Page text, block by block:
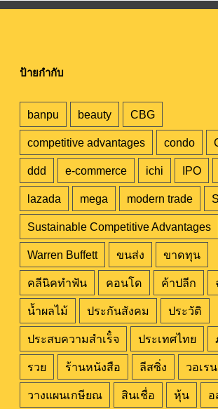
ป้ายกำกับ
banpu beauty CBG
competitive advantages condo
ddd e-commerce ichi IPO
lazada mega modern trade
Sustainable Competitive Advantages
Warren Buffett ขนส่ง ขาดทุน
คลีนิคทำฟัน คอนโด ค้าปลีก
น้ำผลไม้ ประกันสังคม ประวัติ
ประสบความสำเร็๋จ ประเทศไทย
รวย ร้านหนังสือ ลีสซิ่ง วอเร
วางแผนเกษียณ สินเชื่อ หุ้น อ